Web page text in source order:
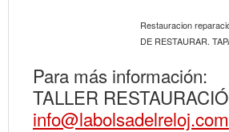
Restauracion
DE RESTAURAR.
Para más información:
TALLER
info@labolsadelreloj.com